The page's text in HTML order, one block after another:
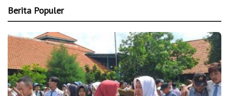
Berita Populer